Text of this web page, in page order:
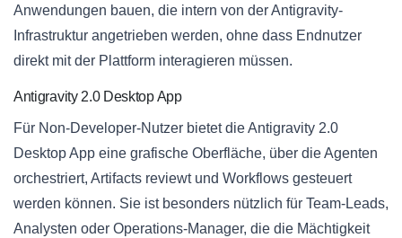
Anwendungen bauen, die intern von der Antigravity-
Infrastruktur angetrieben werden, ohne dass Endnutzer
direkt mit der Plattform interagieren müssen.
Antigravity 2.0 Desktop App
Für Non-Developer-Nutzer bietet die Antigravity 2.0
Desktop App eine grafische Oberfläche, über die Agenten
orchestriert, Artifacts reviewt und Workflows gesteuert
werden können. Sie ist besonders nützlich für Team-Leads,
Analysten oder Operations-Manager, die die Mächtigkeit